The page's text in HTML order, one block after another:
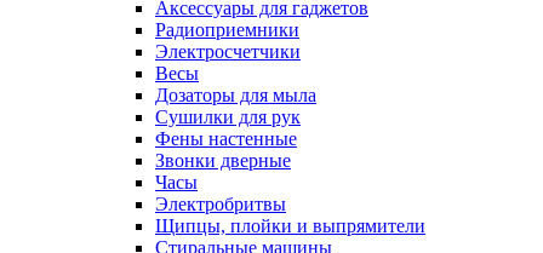
Аксессуары для гаджетов
Радиоприемники
Электросчетчики
Весы
Дозаторы для мыла
Сушилки для рук
Фены настенные
Звонки дверные
Часы
Электробритвы
Щипцы, плойки и выпрямители
Стиральные машины